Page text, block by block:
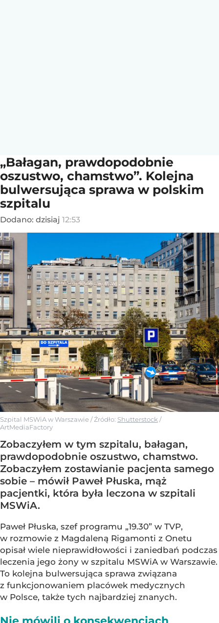
„Bałagan, prawdopodobnie
oszustwo, chamstwo”. Kolejna
bulwersująca sprawa w polskim
szpitalu
Dodano: dzisiaj 12:53
Szpital MSWiA w Warszawie / Źródło: Shutterstock /
ArtMediaFactory
Zobaczyłem w tym szpitalu, bałagan,
prawdopodobnie oszustwo, chamstwo.
Zobaczyłem zostawianie pacjenta samego
sobie – mówił Paweł Płuska, mąż
pacjentki, która była leczona w szpitali
MSWiA.
Paweł Płuska, szef programu „19.30” w TVP,
w rozmowie z Magdaleną Rigamonti z Onetu
opisał wiele nieprawidłowości i zaniedbań podczas
leczenia jego żony w szpitalu MSWiA w Warszawie.
To kolejna bulwersująca sprawa związana
z funkcjonowaniem placówek medycznych
w Polsce, także tych najbardziej znanych.